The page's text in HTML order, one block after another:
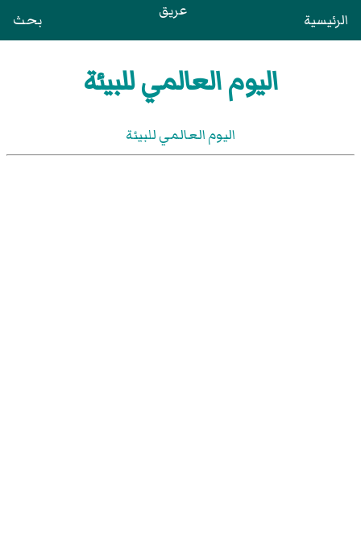
الرئيسية عريق بحث
اليوم العالمي للبيئة
اليوم العالمي للبيئة